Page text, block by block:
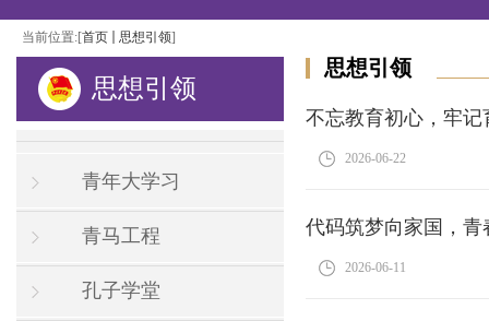
当前位置:[首页 思想引领]
思想引领
青年大学习
青马工程
孔子学堂
思想引领
不忘教育初心，牢
2026-06-22
代码筑梦向家国，
2026-06-11